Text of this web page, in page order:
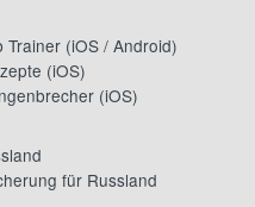
Trainer (iOS / Android)
(iOS)
(iOS)
für Russland